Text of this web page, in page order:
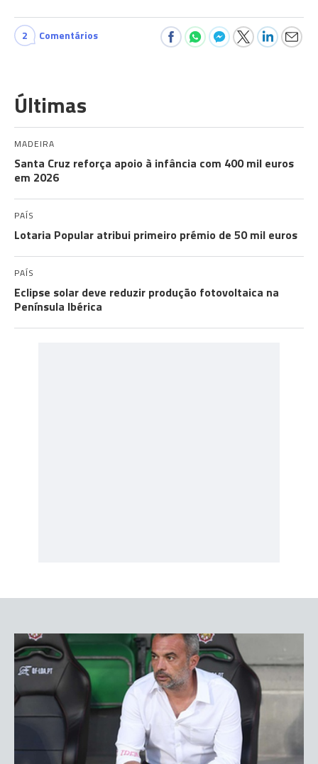
2 Comentários
Últimas
MADEIRA
Santa Cruz reforça apoio à infância com 400 mil euros
em 2026
PAÍS
Lotaria Popular atribui primeiro prémio de 50 mil euros
PAÍS
Eclipse solar deve reduzir produção fotovoltaica na
Península Ibérica